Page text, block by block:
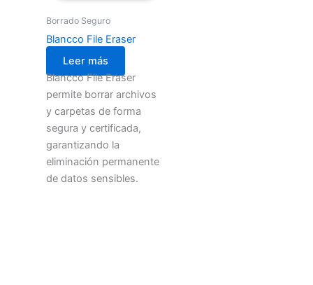
Borrado Seguro
Blancco File Eraser
Leer más
Blancco File Eraser
permite borrar archivos
y carpetas de forma
segura y certificada,
garantizando la
eliminación permanente
de datos sensibles.